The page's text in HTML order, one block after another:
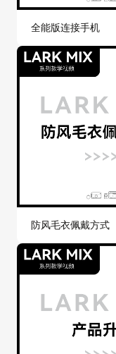
全能版连接手机
防风毛衣佩戴方式